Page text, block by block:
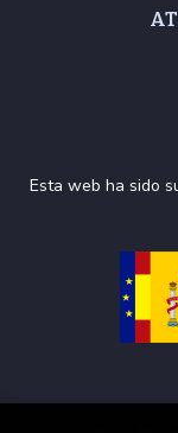
Esta web ha sido